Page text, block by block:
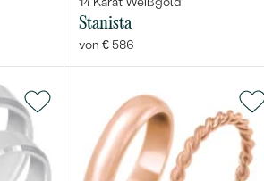
Stanista
von € 586